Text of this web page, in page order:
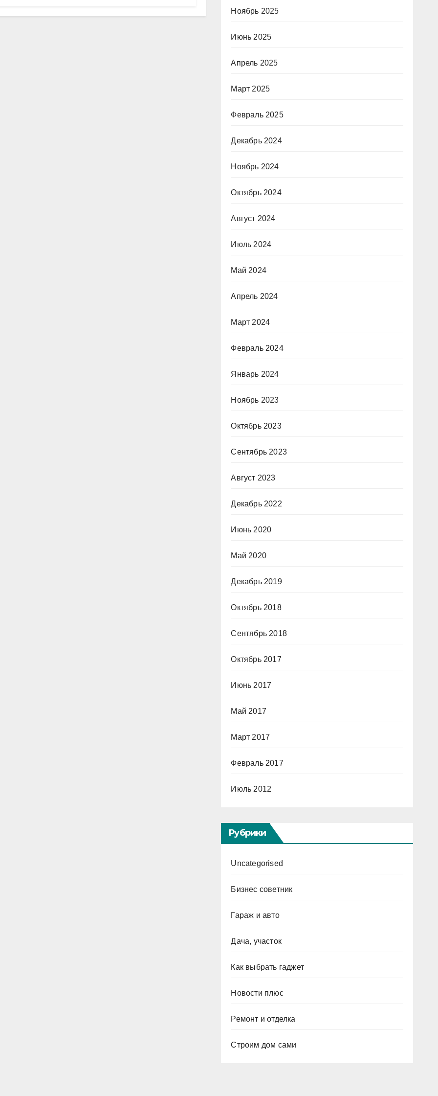
Ноябрь 2025
Июнь 2025
Апрель 2025
Март 2025
Февраль 2025
Декабрь 2024
Ноябрь 2024
Октябрь 2024
Август 2024
Июль 2024
Май 2024
Апрель 2024
Март 2024
Февраль 2024
Январь 2024
Ноябрь 2023
Октябрь 2023
Сентябрь 2023
Август 2023
Декабрь 2022
Июнь 2020
Май 2020
Декабрь 2019
Октябрь 2018
Сентябрь 2018
Октябрь 2017
Июнь 2017
Май 2017
Март 2017
Февраль 2017
Июль 2012
Рубрики
Uncategorised
Бизнес советник
Гараж и авто
Дача, участок
Как выбрать гаджет
Новости плюс
Ремонт и отделка
Строим дом сами